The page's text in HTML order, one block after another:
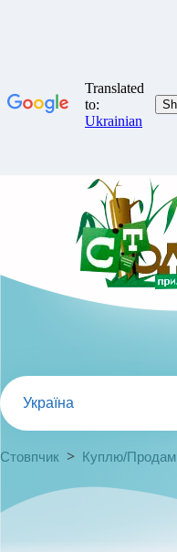
Україна
Стовпчик > Куплю/Продам